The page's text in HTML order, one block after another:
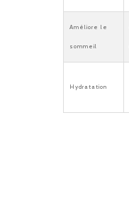
Améliore le
sommeil
Hydratation